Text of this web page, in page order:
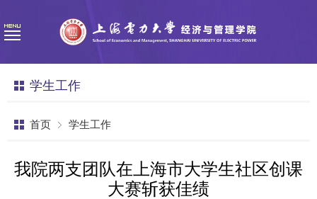
学生工作
首页 学生工作
我院两支团队在上海市大学生社区创课
大赛斩获佳绩